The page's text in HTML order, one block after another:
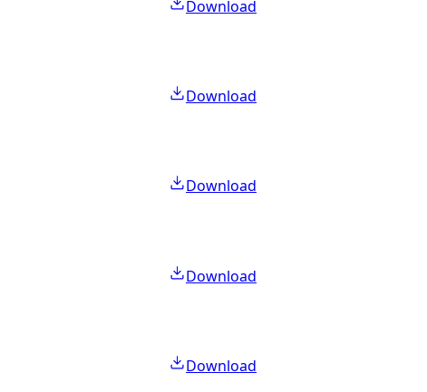
Download
Download
Download
Download
Download